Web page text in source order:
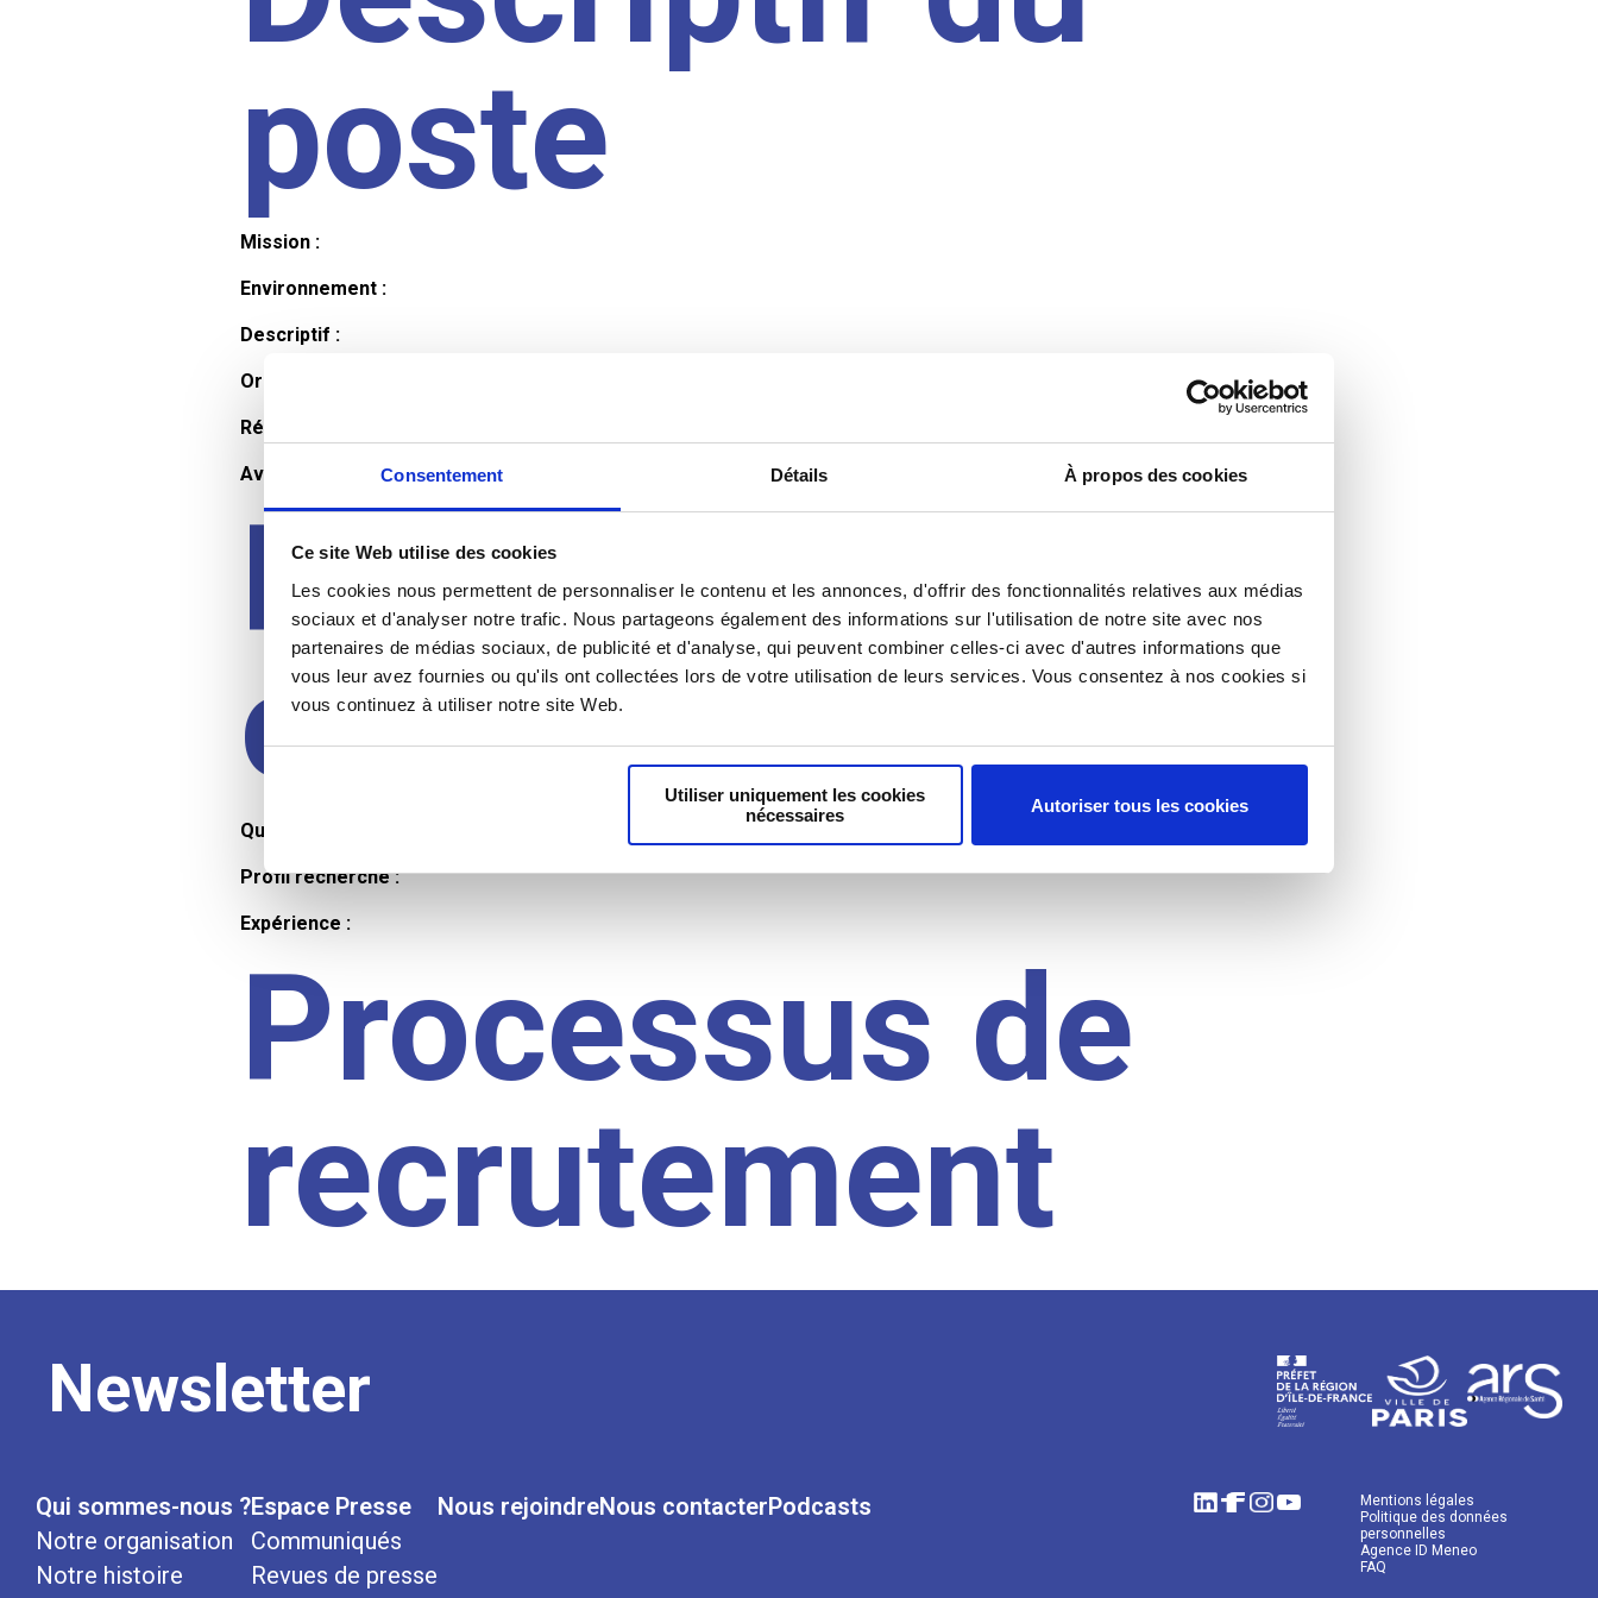
Consentement Détails À propos des cookies
Ce site Web utilise des cookies
Les cookies nous permettent de personnaliser le contenu et les annonces, d'offrir des fonctionnalités relatives aux médias
sociaux et d'analyser notre trafic. Nous partageons également des informations sur l'utilisation de notre site avec nos
partenaires de médias sociaux, de publicité et d'analyse, qui peuvent combiner celles-ci avec d'autres informations que
vous leur avez fournies ou qu'ils ont collectées lors de votre utilisation de leurs services. Vous consentez à nos cookies si
vous continuez à utiliser notre site Web.
Utiliser uniquement les cookies
nécessaires
Autoriser tous les cookies
poste
Mission :
Environnement :
Descriptif :
Organisation et horaires :
Rémunération :
Avantages :
Profil du
candidat
Qualifications et diplômes :
Profil recherché :
Expérience :
Processus de
recrutement
Newsletter
Qui sommes-nous ?
Notre organisation
Notre histoire
Espace Presse
Communiqués
Revues de presse
Nous rejoindreNous contacterPodcasts
Mentions légales
Politique des données
personnelles
Agence ID Meneo
FAQ